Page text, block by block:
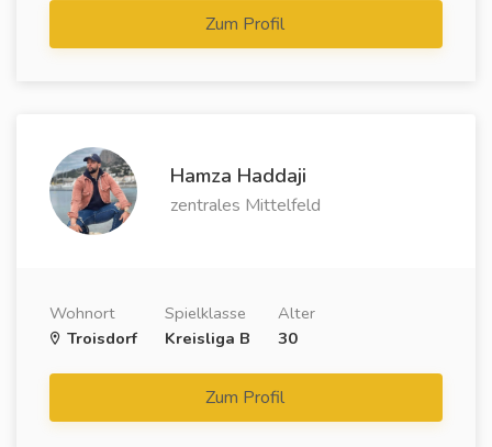
Zum Profil
Hamza Haddaji
zentrales Mittelfeld
Wohnort
Troisdorf
Spielklasse
Kreisliga B
Alter
30
Zum Profil